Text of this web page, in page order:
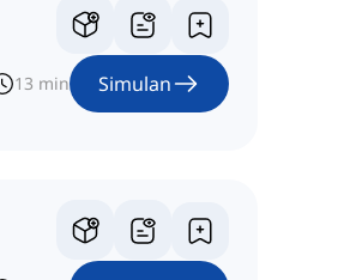
13 min Simulan